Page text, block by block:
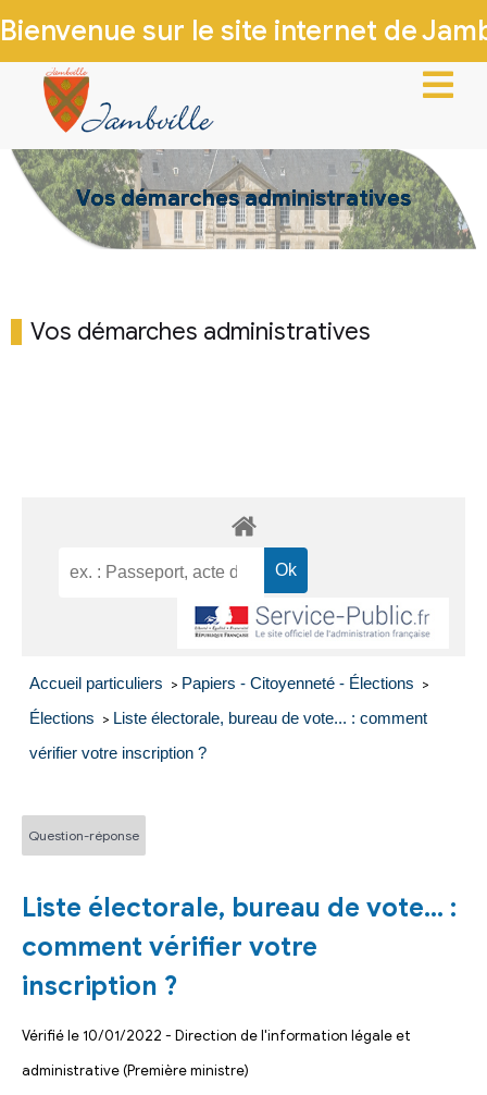
Bienvenue sur le site internet de
ACCUEIL
VIE MUNICIPALE
VIE LOCALE
PATRIMOINE & HISTOIRE
Vos démarches administratives
Vos démarches administratives
Accueil particuliers > Papiers - Citoyenneté - Élections >
Élections > Liste électorale, bureau de vote... : comment
vérifier votre inscription ?
Question-réponse
Liste électorale, bureau de vote... :
comment vérifier votre
inscription ?
Vérifié le 10/01/2022 - Direction de l'information légale et
administrative (Première ministre)